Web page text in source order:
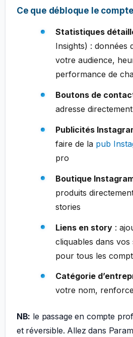
Ce que débloque le
Statistiques
Insights) : données
votre audience,
performance de
Boutons de
adresse
Publicités
faire de la pub
pro
Boutique
produits
stories
Liens en story:
cliquables dans
pour tous les
Catégorie
votre nom,
NB: le passage en compte
et réversible. Allez dans